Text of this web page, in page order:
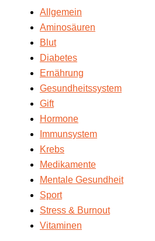
Allgemein
Aminosäuren
Blut
Diabetes
Ernährung
Gesundheitssystem
Gift
Hormone
Immunsystem
Krebs
Medikamente
Mentale Gesundheit
Sport
Stress & Burnout
Vitaminen